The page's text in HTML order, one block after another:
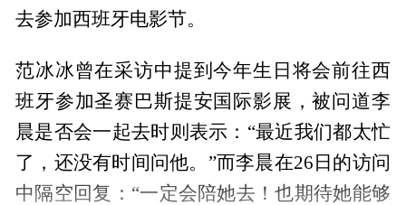
去参加西班牙电影节。
范冰冰曾在采访中提到今年生日将会前往西
班牙参加圣赛巴斯提安国际影展，被问道李
晨是否会一起去时则表示：“最近我们都太忙
了，还没有时间问他。”而李晨在26日的访问
中隔空回复：“一定会陪她去！也期待她能够